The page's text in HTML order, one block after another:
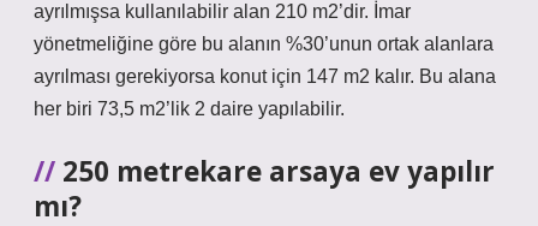
ayrılmışsa kullanılabilir alan 210 m2’dir. İmar
yönetmeliğine göre bu alanın %30’unun ortak alanlara
ayrılması gerekiyorsa konut için 147 m2 kalır. Bu alana
her biri 73,5 m2’lik 2 daire yapılabilir.
250 metrekare arsaya ev yapılır
mı?